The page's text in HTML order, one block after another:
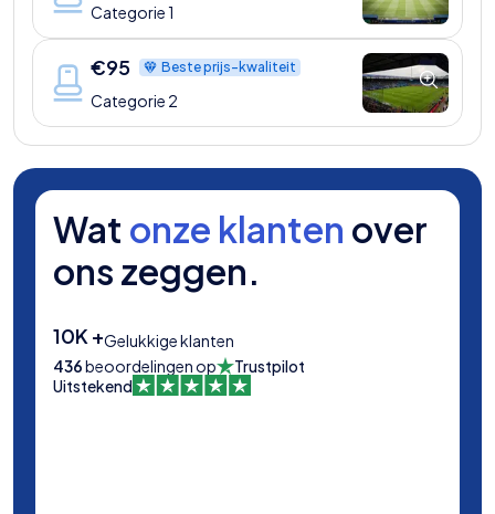
Categorie 1
€95 Beste prijs-kwaliteit
Categorie 2
Wat onze klanten over
ons zeggen.
10K +Gelukkige klanten
436beoordelingen op
Trustpilot
Uitstekend